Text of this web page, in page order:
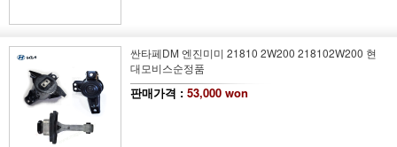
싼타페DM 엔진미미 21810 2W200 218102W200 현
대모비스순정품
판매가격 : 53,000 won